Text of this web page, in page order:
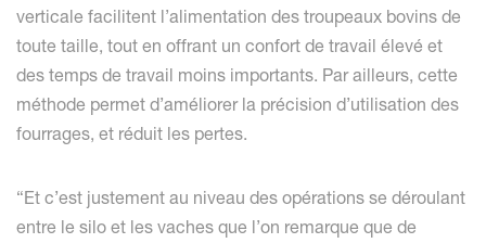
verticale facilitent l’alimentation des troupeaux bovins de
toute taille, tout en offrant un confort de travail élevé et
des temps de travail moins importants. Par ailleurs, cette
méthode permet d’améliorer la précision d’utilisation des
fourrages, et réduit les pertes.
“Et c’est justement au niveau des opérations se déroulant
entre le silo et les vaches que l’on remarque que de